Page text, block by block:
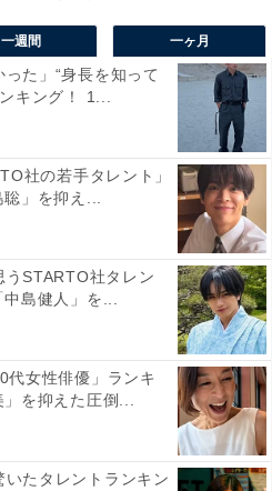
on Instagram
一週間 一ヶ月
った」“身長を知って
キング！ 1...
社の若手タレント」
」を抑え...
うSTARTO社タレン
島健人」を...
代女性俳優」ランキ
を抑えた圧倒...
いたタレントランキン